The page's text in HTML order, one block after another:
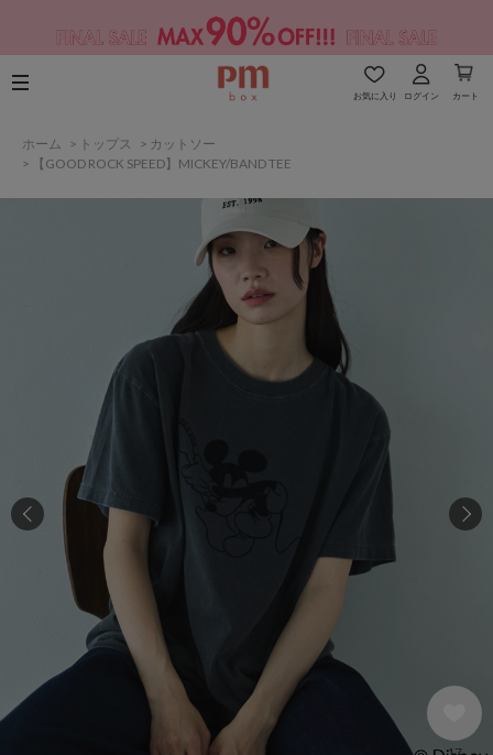
お気に入り ログイン カート
ホーム > トップス > カットソー
>
【GOOD ROCK SPEED】MICKEY/BAND TEE